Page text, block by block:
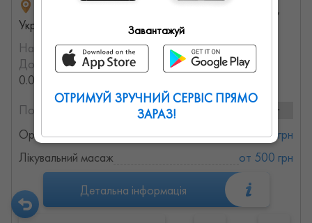
вулиця Шевченка, 111а, Львів, Львівська область,
Україна
На порталі з:08.08.2022
Досвід роботи:с 2009 года (17.59608283144 лет,
0.026690973702614 месяцев)
Послуги та ціни:
2 послуг
Ортопед-травматолог
от 500 грн
Лікувальний масаж
от 500 грн
Детальна інформація
Завантажуй
ОТРИМУЙ ЗРУЧНИЙ СЕРВІС ПРЯМО
ЗАРАЗ!